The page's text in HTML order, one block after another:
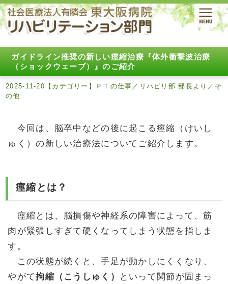
ガイドライン推奨の新しい痙縮治療『体外衝撃波治療
（ショックウェーブ）』のご紹介
2025-11-20【カテゴリー】ＰＴの仕事／リハビリ部 部長より／そ
の他
今回は、脳卒中などの後に起こる痙縮（けいし
ゅく）の新しい治療法についてご紹介します。
痙縮とは？
痙縮とは、脳損傷や神経系の障害によって、筋
肉が緊張しすぎて硬くなってしまう状態を指しま
す。
この状態が続くと、手足が動かしにくくなり、
やがて拘縮（こうしゅく）
といって関節が固まっ